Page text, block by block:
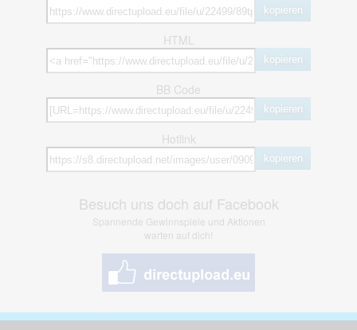
kopieren
HTML
kopieren
BB Code
kopieren
Hotlink
kopieren
Besuch uns doch auf Facebook
Spannende Gewinnspiele und Aktionen
warten auf dich!